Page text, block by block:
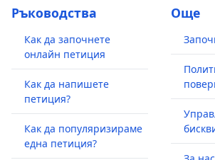
Ръководства
Как да започнете
онлайн петиция
Как да напишете
петиция?
Как да популяризираме
една петиция?
Още